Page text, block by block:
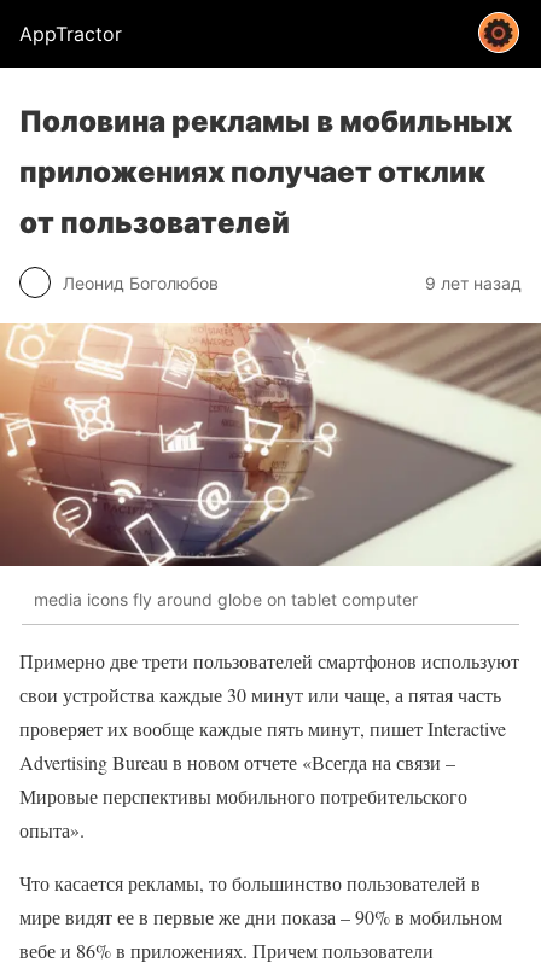
AppTractor
Половина рекламы в мобильных
приложениях получает отклик
от пользователей
Леонид Боголюбов 9 лет назад
media icons fly around globe on tablet computer
Примерно две трети пользователей смартфонов используют
свои устройства каждые 30 минут или чаще, а пятая часть
проверяет их вообще каждые пять минут, пишет Interactive
Advertising Bureau в новом отчете «Всегда на связи –
Мировые перспективы мобильного потребительского
опыта».
Что касается рекламы, то большинство пользователей в
мире видят ее в первые же дни показа – 90% в мобильном
вебе и 86% в приложениях. Причем пользователи